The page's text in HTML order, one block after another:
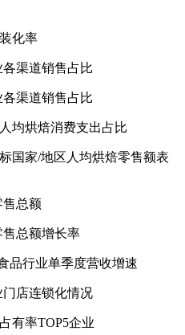
化率
各渠道销售占比
各渠道销售占比
均烘焙消费支出占比
国家/地区人均烘焙零售额表
售总额
售总额增长率
品行业单季度营收增速
门店连锁化情况
有率TOP5企业